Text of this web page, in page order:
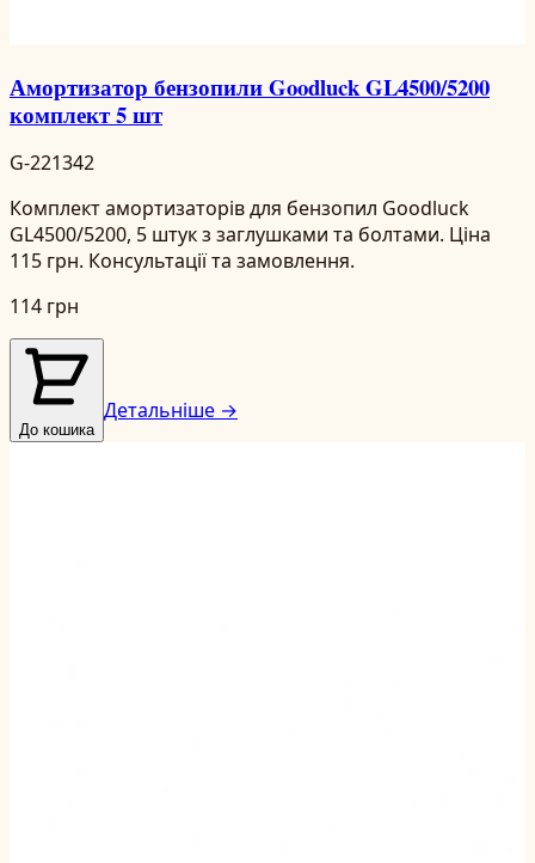
Амортизатор бензопили Goodluck GL4500/5200
комплект 5 шт
G-221342
Комплект амортизаторів для бензопил Goodluck
GL4500/5200, 5 штук з заглушками та болтами. Ціна
115 грн. Консультації та замовлення.
114 грн
До кошика
Детальніше →